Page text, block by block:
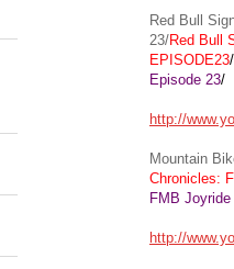
Red Bull
23/Red Bull
EPISODE23/
Episode 23/
http://
Mountain
Chronicles:
FMB Joyride
http://